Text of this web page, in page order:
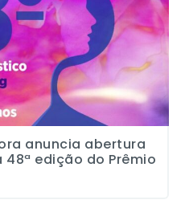
anuncia abertura
edição do Prêmio